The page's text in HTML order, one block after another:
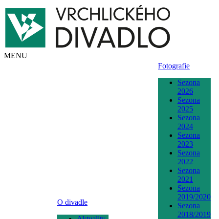
MENU
O divadle
Fotografie
Sezona
2026
Sezona
2025
Sezona
2024
Sezona
2023
Sezona
2022
Sezona
2021
Sezona
2019/2020
Sezona
2018/2019